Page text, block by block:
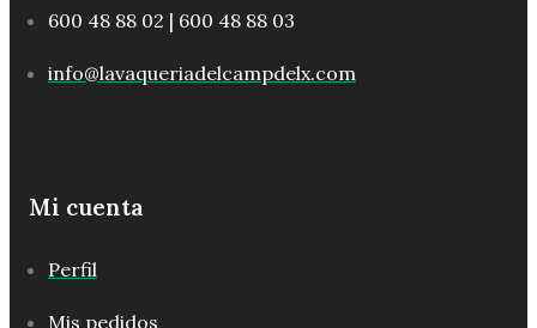
600 48 88 02 | 600 48 88 03
info@lavaqueriadelcampdelx.com
Mi cuenta
Perfil
Mis pedidos